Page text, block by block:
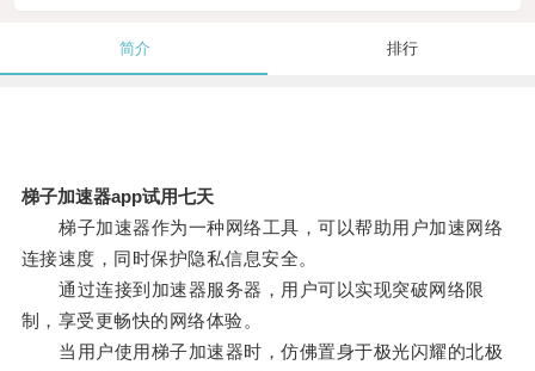
简介 排行
梯子加速器app试用七天
梯子加速器作为一种网络工具，可以帮助用户加速网络
连接速度，同时保护隐私信息安全。
通过连接到加速器服务器，用户可以实现突破网络限
制，享受更畅快的网络体验。
当用户使用梯子加速器时，仿佛置身于极光闪耀的北极